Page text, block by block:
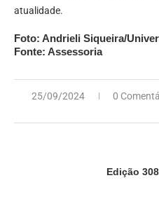
atualidade.
Foto: Andrieli Siqueira/
Fonte: Assessoria
25/09/2024 0
Edição